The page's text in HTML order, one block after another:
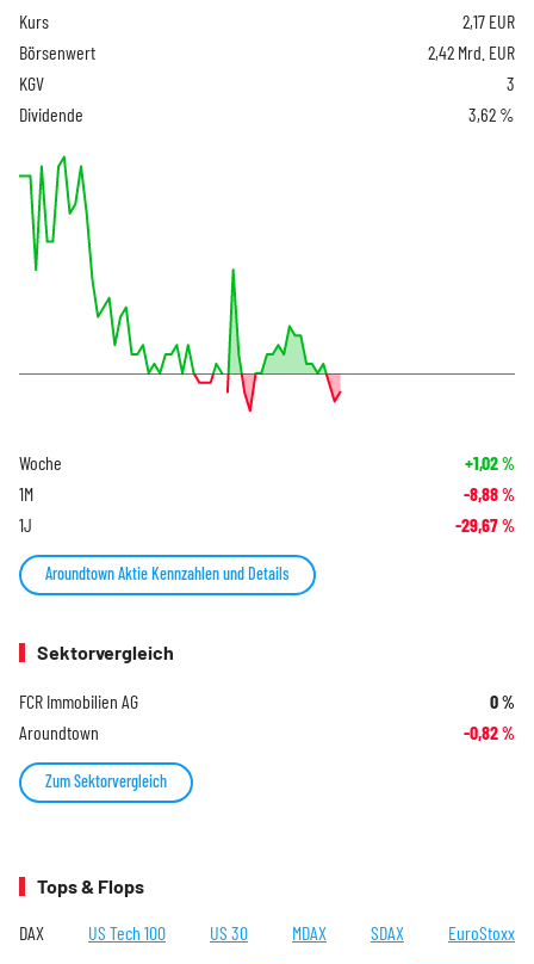
Kurs 2,17 EUR
Börsenwert
2,42 Mrd. EUR
KGV
3
Dividende
3,62 %
Woche +1,02%
1M -8,88%
1J -29,67%
Aroundtown Aktie Kennzahlen und Details
Sektorvergleich
FCR Immobilien AG 0%
Aroundtown -0,82%
Zum Sektorvergleich
Tops & Flops
DAX US Tech 100 US 30 MDAX SDAX EuroStoxx